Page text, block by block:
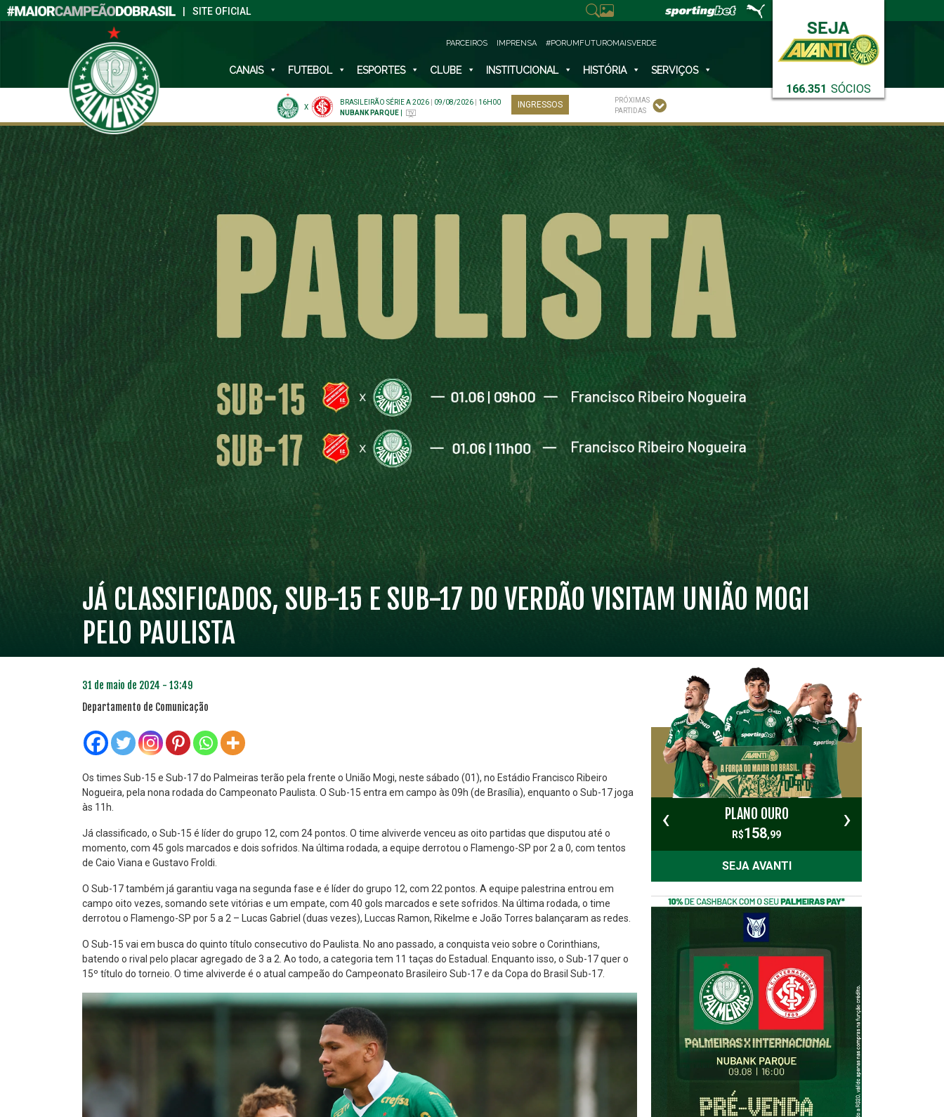
SITE OFICIAL
166.351 SÓCIOS
PARCEIROS IMPRENSA #PORUMFUTUROMAISVERDE
CANAIS FUTEBOL ESPORTES CLUBE INSTITUCIONAL HISTÓRIA SERVIÇOS
X
BRASILEIRÃO SÉRIE A 2026 09/08/2026
16H00
NUBANK PARQUE
INGRESSOS
PRÓXIMAS
PARTIDAS
JÁ CLASSIFICADOS, SUB-15 E SUB-17 DO VERDÃO VISITAM UNIÃO MOGI
PELO PAULISTA
31 de maio de 2024 - 13:49
Departamento de Comunicação
Os times Sub-15 e Sub-17 do Palmeiras terão pela frente o União Mogi, neste sábado (01), no Estádio Francisco Ribeiro
Nogueira, pela nona rodada do Campeonato Paulista. O Sub-15 entra em campo às 09h (de Brasília), enquanto o Sub-17 joga
às 11h.
Já classificado, o Sub-15 é líder do grupo 12, com 24 pontos. O time alviverde venceu as oito partidas que disputou até o
momento, com 45 gols marcados e dois sofridos. Na última rodada, a equipe derrotou o Flamengo-SP por 2 a 0, com tentos
de Caio Viana e Gustavo Froldi.
O Sub-17 também já garantiu vaga na segunda fase e é líder do grupo 12, com 22 pontos. A equipe palestrina entrou em
campo oito vezes, somando sete vitórias e um empate, com 40 gols marcados e sete sofridos. Na última rodada, o time
derrotou o Flamengo-SP por 5 a 2 – Lucas Gabriel (duas vezes), Luccas Ramon, Rikelme e João Torres balançaram as redes.
O Sub-15 vai em busca do quinto título consecutivo do Paulista. No ano passado, a conquista veio sobre o Corinthians,
batendo o rival pelo placar agregado de 3 a 2. Ao todo, a categoria tem 11 taças do Estadual. Enquanto isso, o Sub-17 quer o
15º título do torneio. O time alviverde é o atual campeão do Campeonato Brasileiro Sub-17 e da Copa do Brasil Sub-17.
PLANO PRATA
R$46,04 R$23,01 R$85,52
PLANO OURO
R$158,99
‹ ›
SEJA AVANTI